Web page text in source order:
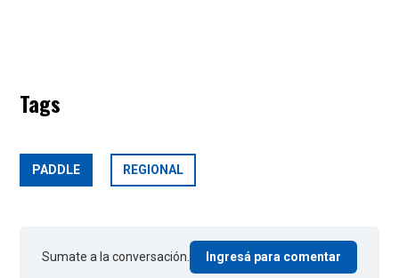
Tags
PADDLE REGIONAL
Sumate a la conversación. Ingresá para comentar